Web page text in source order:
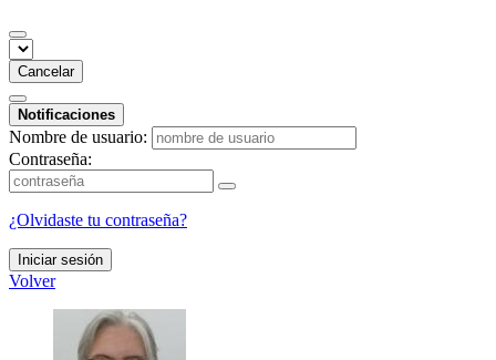
Cancelar
Notificaciones
Nombre de usuario:
Contraseña:
¿Olvidaste tu contraseña?
Iniciar sesión
Volver